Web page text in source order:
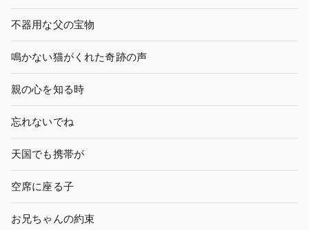
不器用な父の宝物
鳴かない猫がくれた奇跡の声
親の心を知る時
忘れないでね
天国でも携帯が
空席に座る子
お兄ちゃんの約束